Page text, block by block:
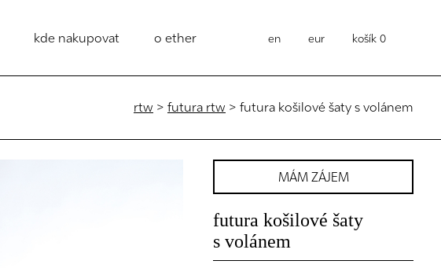
kde nakupovat o ether en eur košík 0
rtw > futura rtw > futura košilové šaty s volánem
MÁM ZÁJEM
futura košilové šaty
s volánem